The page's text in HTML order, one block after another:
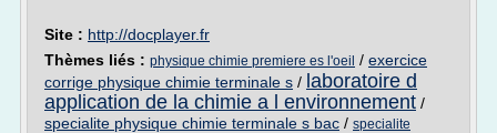
Site : http://docplayer.fr
Thèmes liés : physique chimie premiere es l'oeil / exercice
corrige physique chimie terminale s / laboratoire d
application de la chimie a l environnement /
specialite physique chimie terminale s bac / specialite